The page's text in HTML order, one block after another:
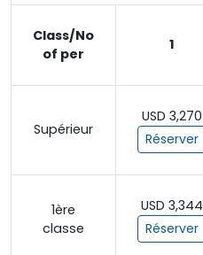
Class/No
of per
1
Supérieur
USD 3,270
Réserver
1ère
classe
USD 3,344
Réserver